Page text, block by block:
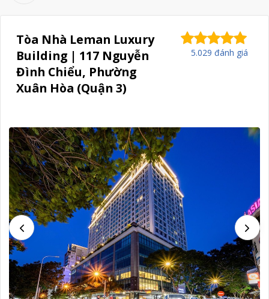
Tòa Nhà Leman Luxury
Building | 117 Nguyễn
Đình Chiểu, Phường
Xuân Hòa (Quận 3)
5.029 đánh giá